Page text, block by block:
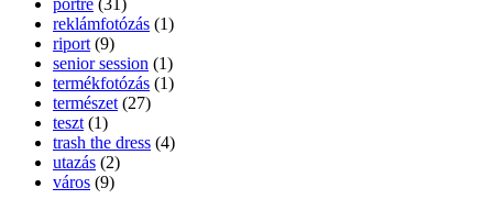
reklámfotózás (1)
riport (9)
senior session (1)
termékfotózás (1)
természet (27)
teszt (1)
trash the dress (4)
utazás (2)
város (9)